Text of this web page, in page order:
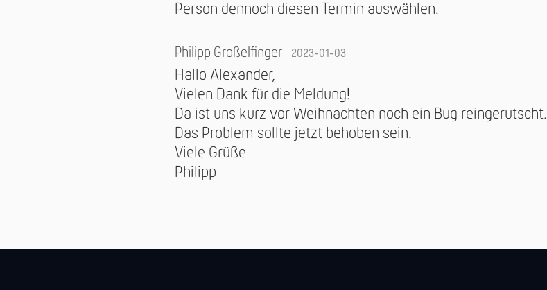
Person dennoch diesen Termin auswählen.
Philipp Großelfinger 2023-01-03
Hallo Alexander,
Vielen Dank für die Meldung!
Da ist uns kurz vor Weihnachten noch ein Bug reingerutscht.
Das Problem sollte jetzt behoben sein.
Viele Grüße
Philipp